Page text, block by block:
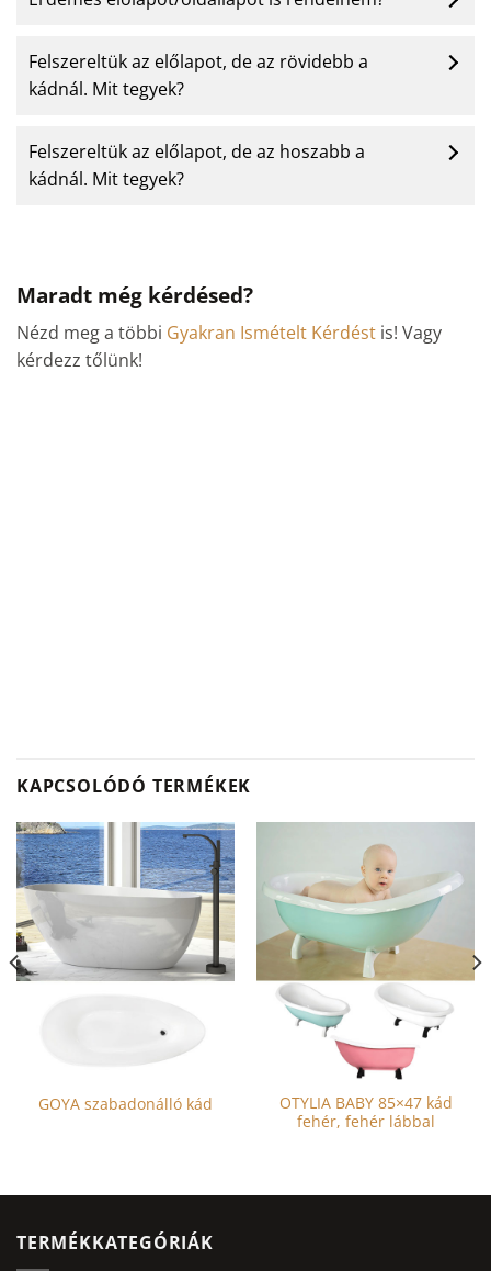
Felszereltük az előlapot, de az rövidebb a
kádnál. Mit tegyek?
Felszereltük az előlapot, de az hoszabb a
kádnál. Mit tegyek?
Maradt még kérdésed?
Nézd meg a többi Gyakran Ismételt Kérdést is! Vagy
kérdezz tőlünk!
KAPCSOLÓDÓ TERMÉKEK
GOYA szabadonálló kád
több
variációja
OTYLIA BABY 85×47 kád
fehér, fehér lábbal
TERMÉKKATEGÓRIÁK